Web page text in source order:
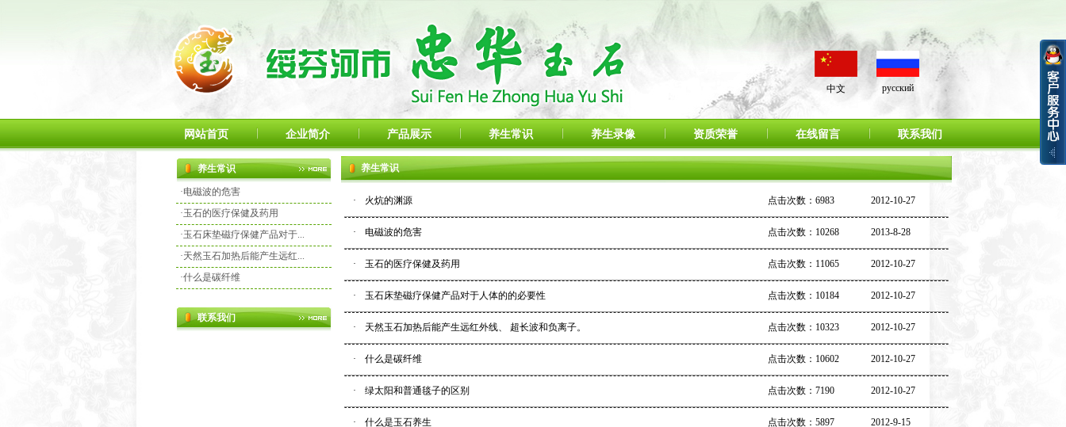
中文 русский
网站首页 企业简介 产品展示 养生常识 养生录像 资质荣誉 在线留言 联系我们
养生常识
·电磁波的危害
·玉石的医疗保健及药用
·玉石床垫磁疗保健产品对于...
·天然玉石加热后能产生远红...
·什么是碳纤维
联系我们
养生常识
· 火炕的渊源 点击次数：6983 2012-10-27
· 电磁波的危害 点击次数：10268 2013-8-28
· 玉石的医疗保健及药用 点击次数：11065 2012-10-27
· 玉石床垫磁疗保健产品对于人体的的必要性 点击次数：10184 2012-10-27
· 天然玉石加热后能产生远红外线、 超长波和负离子。 点击次数：10323 2012-10-27
· 什么是碳纤维 点击次数：10602 2012-10-27
· 绿太阳和普通毯子的区别 点击次数：7190 2012-10-27
· 什么是玉石养生 点击次数：5897 2012-9-15